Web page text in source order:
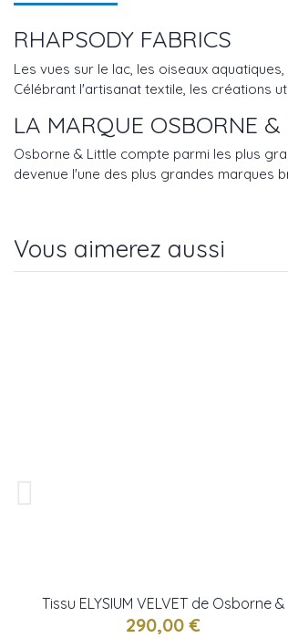
RHAPSODY FABRICS
Les vues sur le lac, les oiseaux
Célébrant l'artisanat textile, les créations
LA MARQUE OSBORNE &
Osborne & Little compte parmi les plus
devenue l'une des plus grandes marques
Vous aimerez aussi
Tissu ELYSIUM VELVET de Osborne &
little
290,00 €